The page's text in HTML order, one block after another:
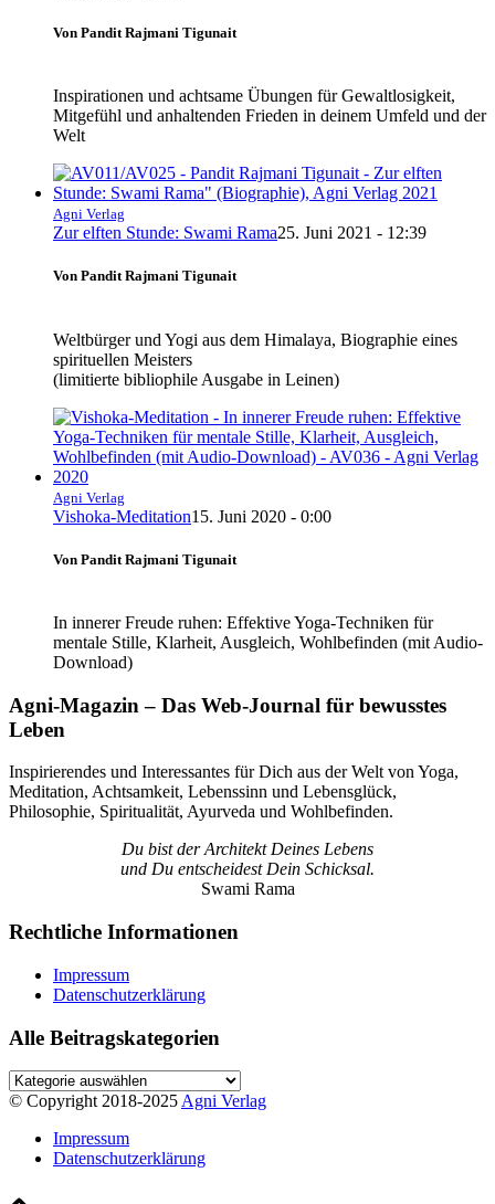
Von Pandit Rajmani Tigunait
Inspirationen und achtsame Übungen für Gewaltlosigkeit,
Mitgefühl und anhaltenden Frieden in deinem Umfeld und der
Welt
Agni Verlag
Zur elften Stunde: Swami Rama25. Juni 2021 - 12:39
Von Pandit Rajmani Tigunait
Weltbürger und Yogi aus dem Himalaya, Biographie eines
spirituellen Meisters
(limitierte bibliophile Ausgabe in Leinen)
Agni Verlag
Vishoka-Meditation15. Juni 2020 - 0:00
Von Pandit Rajmani Tigunait
In innerer Freude ruhen: Effektive Yoga-Techniken für
mentale Stille, Klarheit, Ausgleich, Wohlbefinden (mit Audio-
Download)
Agni-Magazin – Das Web-Journal für bewusstes
Leben
Inspirierendes und Interessantes für Dich aus der Welt von Yoga,
Meditation, Achtsamkeit, Lebenssinn und Lebensglück,
Philosophie, Spiritualität, Ayurveda und Wohlbefinden.
Du bist der Architekt Deines Lebens
und Du entscheidest Dein Schicksal.
Swami Rama
Rechtliche Informationen
Impressum
Datenschutzerklärung
Alle Beitragskategorien
Alle
Beitragskategorien
© Copyright 2018-2025 Agni Verlag
Impressum
Datenschutzerklärung